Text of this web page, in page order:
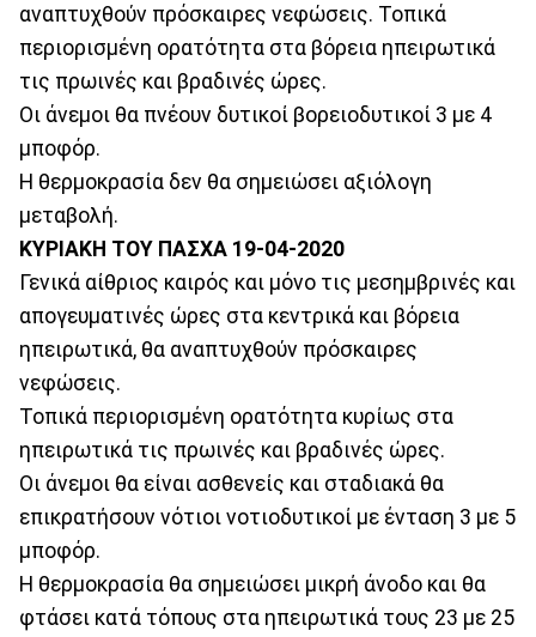
αναπτυχθούν πρόσκαιρες νεφώσεις. Τοπικά
περιορισμένη ορατότητα στα βόρεια ηπειρωτικά
τις πρωινές και βραδινές ώρες.
Οι άνεμοι θα πνέουν δυτικοί βορειοδυτικοί 3 με 4
μποφόρ.
Η θερμοκρασία δεν θα σημειώσει αξιόλογη
μεταβολή.
ΚΥΡΙΑΚΗ ΤΟΥ ΠΑΣΧΑ 19-04-2020
Γενικά αίθριος καιρός και μόνο τις μεσημβρινές και
απογευματινές ώρες στα κεντρικά και βόρεια
ηπειρωτικά, θα αναπτυχθούν πρόσκαιρες
νεφώσεις.
Τοπικά περιορισμένη ορατότητα κυρίως στα
ηπειρωτικά τις πρωινές και βραδινές ώρες.
Οι άνεμοι θα είναι ασθενείς και σταδιακά θα
επικρατήσουν νότιοι νοτιοδυτικοί με ένταση 3 με 5
μποφόρ.
Η θερμοκρασία θα σημειώσει μικρή άνοδο και θα
φτάσει κατά τόπους στα ηπειρωτικά τους 23 με 25